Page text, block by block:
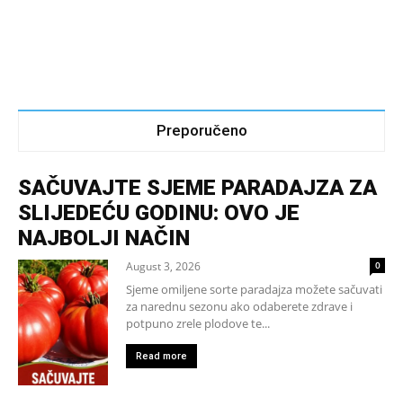
Preporučeno
SAČUVAJTE SJEME PARADAJZA ZA
SLIJEDEĆU GODINU: OVO JE
NAJBOLJI NAČIN
August 3, 2026 0
Sjeme omiljene sorte paradajza možete sačuvati
za narednu sezonu ako odaberete zdrave i
potpuno zrele plodove te...
Read more